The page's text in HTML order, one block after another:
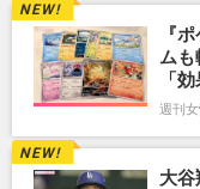
『
ムも
「
週刊
大谷